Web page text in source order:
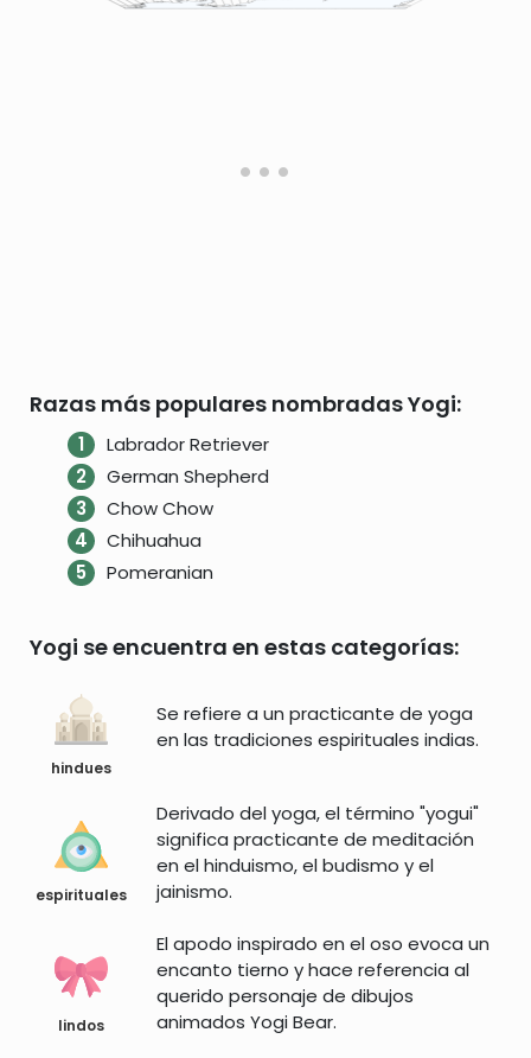
Razas más populares nombradas Yogi:
Labrador Retriever
German Shepherd
Chow Chow
Chihuahua
Pomeranian
Yogi se encuentra en estas categorías:
hindues
Se refiere a un practicante de yoga
en las tradiciones espirituales indias.
espirituales
Derivado del yoga, el término "yogui"
significa practicante de meditación
en el hinduismo, el budismo y el
jainismo.
lindos
El apodo inspirado en el oso evoca un
encanto tierno y hace referencia al
querido personaje de dibujos
animados Yogi Bear.